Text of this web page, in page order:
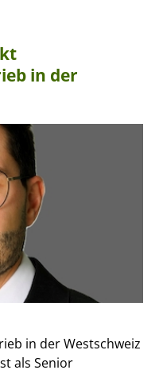
in der
in der Westschweiz
als Senior